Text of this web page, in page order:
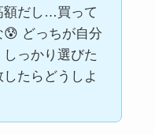
額だし…買って
どっちが自分
っかり選びた
たらどうしよ